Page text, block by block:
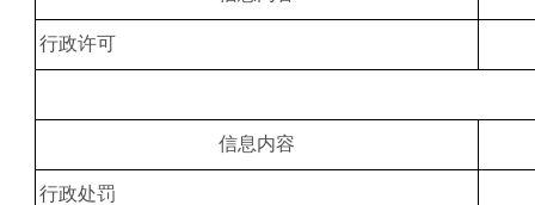
行政许可
信息内容
行政处罚